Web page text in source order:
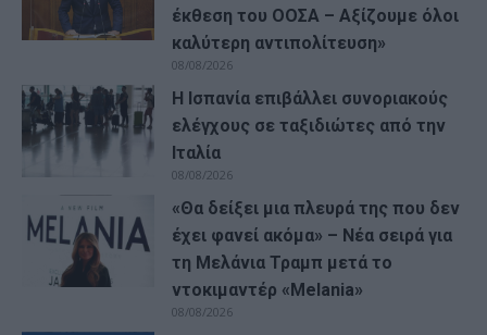
έκθεση του ΟΟΣΑ – Αξίζουμε όλοι
καλύτερη αντιπολίτευση»
08/08/2026
Η Ισπανία επιβάλλει συνοριακούς
ελέγχους σε ταξιδιώτες από την
Ιταλία
08/08/2026
«Θα δείξει μια πλευρά της που δεν
έχει φανεί ακόμα» – Νέα σειρά για
τη Μελάνια Τραμπ μετά το
ντοκιμαντέρ «Melania»
08/08/2026